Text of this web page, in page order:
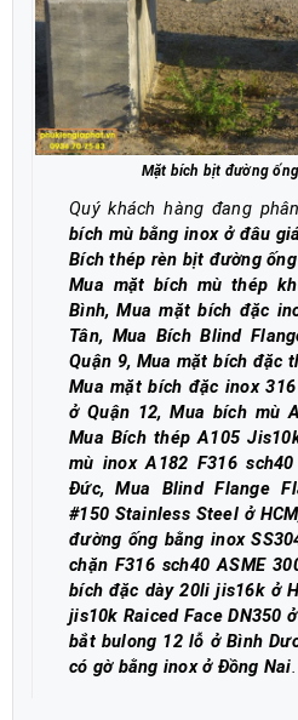
Mặt bích bịt đường
Quý khách hàng đang
bích mù bằng inox ở đâu
Bích thép rèn bịt đường ống
Mua mặt bích mù thép
Bình, Mua mặt bích đặc
Tân, Mua Bích Blind
Quận 9, Mua mặt bích đặc
Mua mặt bích đặc inox 316
ở Quận 12, Mua bích mù
Mua Bích thép A105
mù inox A182 F316
Đức, Mua Blind Flange
#150 Stainless Steel ở
đường ống bằng inox
chặn F316 sch40 ASME
bích đặc dày 20li jis16k ở
jis10k Raiced Face DN350
bắt bulong 12 lỗ ở Bình
có gờ bằng inox ở Đồng Nai.